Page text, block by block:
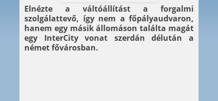
Elnézte a váltóállítást a forgalmi
szolgálattevő, így nem a főpályaudvaron,
hanem egy másik állomáson találta magát
egy InterCity vonat szerdán délután a
német fővárosban.